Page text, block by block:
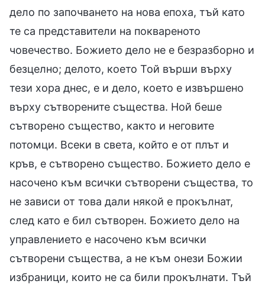
дело по започването на нова епоха, тъй като
те са представители на поквареното
човечество. Божието дело не е безразборно и
безцелно; делото, което Той върши върху
тези хора днес, е и дело, което е извършено
върху сътворените същества. Ной беше
сътворено същество, както и неговите
потомци. Всеки в света, който е от плът и
кръв, е сътворено същество. Божието дело е
насочено към всички сътворени същества, то
не зависи от това дали някой е прокълнат,
след като е бил сътворен. Божието дело на
управлението е насочено към всички
сътворени същества, а не към онези Божии
избраници, които не са били прокълнати. Тъй